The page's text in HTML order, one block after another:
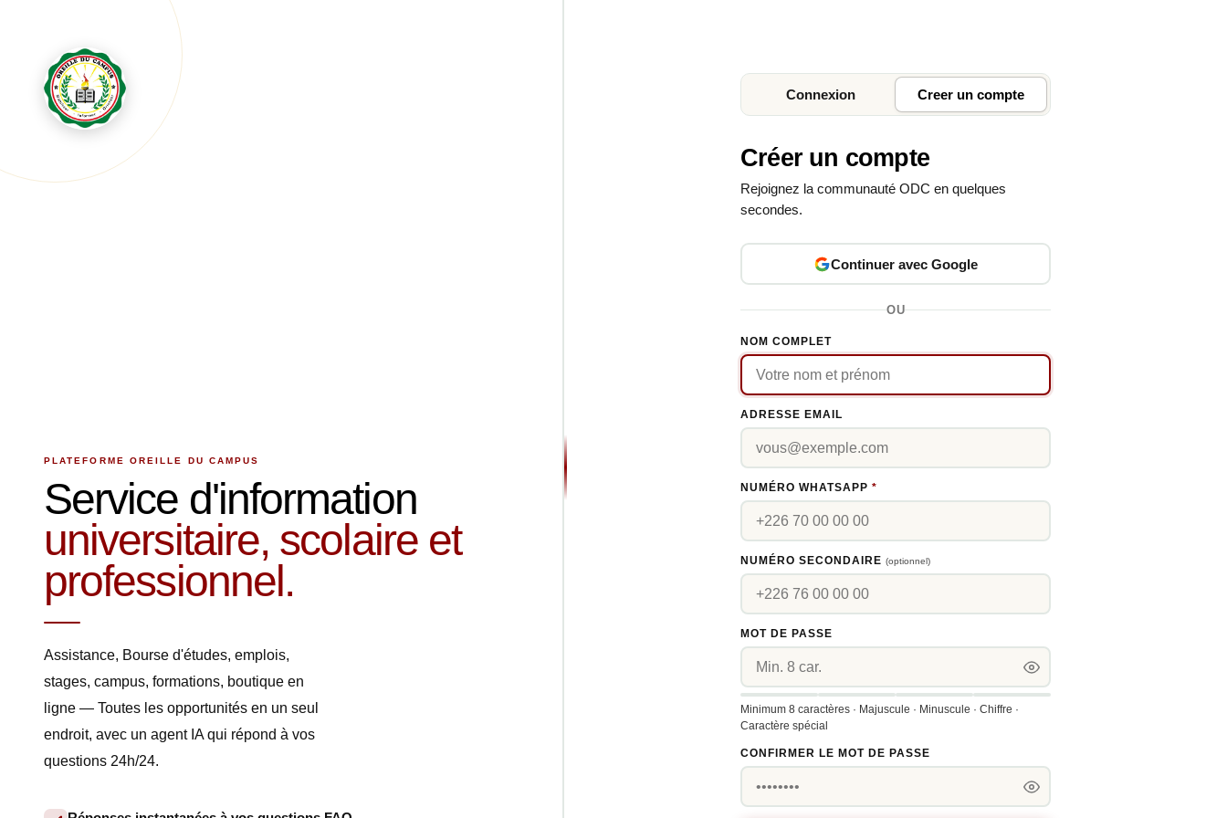
PLATEFORME OREILLE DU CAMPUS
Service d'information
universitaire, scolaire et
professionnel.
Assistance, Bourse d'études, emplois,
stages, campus, formations, boutique en
ligne — Toutes les opportunités en un seul
endroit, avec un agent IA qui répond à vos
questions 24h/24.
Connexion Creer un compte
Créer un compte
Rejoignez la communauté ODC en quelques
secondes.
Continuer avec Google
OU
NOM COMPLET
ADRESSE EMAIL
NUMÉRO WHATSAPP*
NUMÉRO SECONDAIRE(optionnel)
MOT DE PASSE
Minimum 8 caractères · Majuscule · Minuscule · Chiffre ·
Caractère spécial
CONFIRMER LE MOT DE PASSE